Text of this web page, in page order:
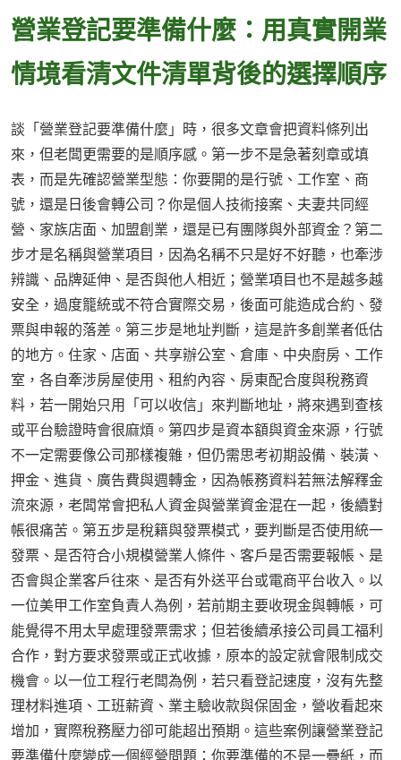
營業登記要準備什麼：用真實開業
情境看清文件清單背後的選擇順序
談「營業登記要準備什麼」時，很多文章會把資料條列出
來，但老闆更需要的是順序感。第一步不是急著刻章或填
表，而是先確認營業型態：你要開的是行號、工作室、商
號，還是日後會轉公司？你是個人技術接案、夫妻共同經
營、家族店面、加盟創業，還是已有團隊與外部資金？第二
步才是名稱與營業項目，因為名稱不只是好不好聽，也牽涉
辨識、品牌延伸、是否與他人相近；營業項目也不是越多越
安全，過度籠統或不符合實際交易，後面可能造成合約、發
票與申報的落差。第三步是地址判斷，這是許多創業者低估
的地方。住家、店面、共享辦公室、倉庫、中央廚房、工作
室，各自牽涉房屋使用、租約內容、房東配合度與稅務資
料，若一開始只用「可以收信」來判斷地址，將來遇到查核
或平台驗證時會很麻煩。第四步是資本額與資金來源，行號
不一定需要像公司那樣複雜，但仍需思考初期設備、裝潢、
押金、進貨、廣告費與週轉金，因為帳務資料若無法解釋金
流來源，老闆常會把私人資金與營業資金混在一起，後續對
帳很痛苦。第五步是稅籍與發票模式，要判斷是否使用統一
發票、是否符合小規模營業人條件、客戶是否需要報帳、是
否會與企業客戶往來、是否有外送平台或電商平台收入。以
一位美甲工作室負責人為例，若前期主要收現金與轉帳，可
能覺得不用太早處理發票需求；但若後續承接公司員工福利
合作，對方要求發票或正式收據，原本的設定就會限制成交
機會。以一位工程行老闆為例，若只看登記速度，沒有先整
理材料進項、工班薪資、業主驗收款與保固金，營收看起來
增加，實際稅務壓力卻可能超出預期。這些案例讓營業登記
要準備什麼變成一個經營問題：你要準備的不是一疊紙，而